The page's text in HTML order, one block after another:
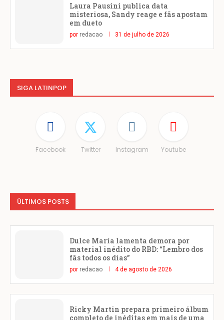
Laura Pausini publica data
misteriosa, Sandy reage e fãs apostam
em dueto
por redacao 31 de julho de 2026
SIGA LATINPOP
Facebook Twitter Instagram Youtube
ÚLTIMOS POSTS
Dulce María lamenta demora por
material inédito do RBD: “Lembro dos
fãs todos os dias”
por redacao 4 de agosto de 2026
Ricky Martin prepara primeiro álbum
completo de inéditas em mais de uma